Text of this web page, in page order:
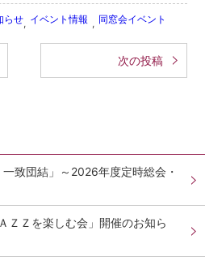
人甲南学園
らせ, イベント情報 , 同窓会イベント
次の投稿
致団結」～2026年度定時総会・
ＺＺを楽しむ会」開催のお知ら